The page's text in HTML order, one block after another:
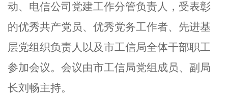
动、电信公司党建工作分管负责人，受表彰
的优秀共产党员、优秀党务工作者、先进基
层党组织负责人以及市工信局全体干部职工
参加会议。会议由市工信局党组成员、 副局
长刘畅主持。